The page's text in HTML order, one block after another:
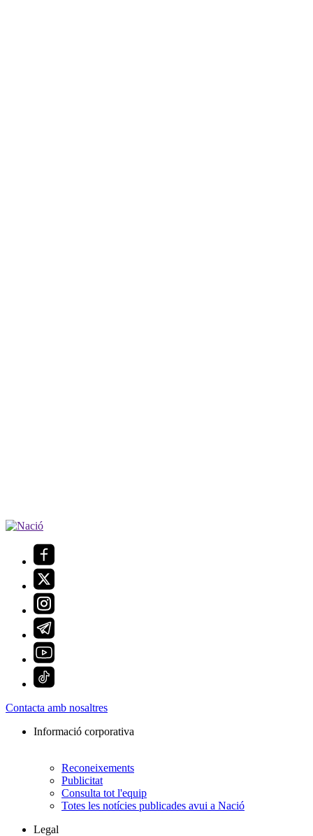
Contacta amb nosaltres
Informació corporativa
Reconeixements
Publicitat
Consulta tot l'equip
Totes les notícies publicades avui a Nació
Legal